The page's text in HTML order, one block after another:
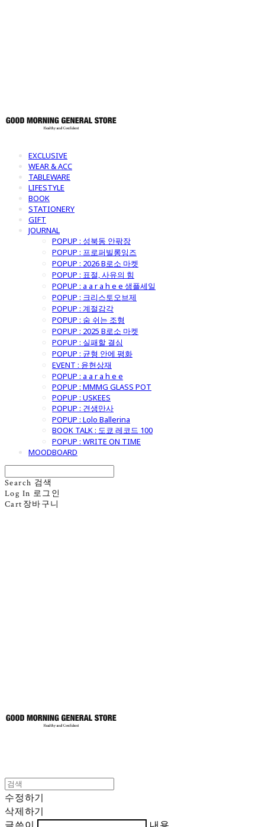
EXCLUSIVE
WEAR & ACC
TABLEWARE
LIFESTYLE
BOOK
STATIONERY
GIFT
JOURNAL
POPUP : 성북동 안팎장
POPUP : 프로퍼빌롱잉즈
POPUP : 2026 B로소 마켓
POPUP : 표절, 사유의 힘
POPUP : a a r a h e e 샘플세일
POPUP : 크리스토오브제
POPUP : 계절감각
POPUP : 숨 쉬는 조형
POPUP : 2025 B로소 마켓
POPUP : 실패할 결심
POPUP : 균형 안에 평화
EVENT : 윤현상재
POPUP : a a r a h e e
POPUP : MMMG GLASS POT
POPUP : USKEES
POPUP : 견생만사
POPUP : Lolo Ballerina
BOOK TALK : 도쿄 레코드 100
POPUP : WRITE ON TIME
MOODBOARD
Search 검색
Log In 로그인
Cart 장바구니
수정하기
삭제하기